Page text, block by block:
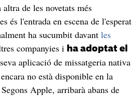
de les novetats més
és l'entrada en escena de l'esperat
ha sucumbit davant les
companyies i ha adoptat el
aplicació de missatgeria nativa
no està disponible en la
Apple, arribarà abans de